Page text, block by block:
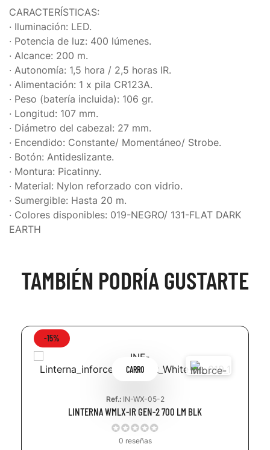
CARACTERÍSTICAS:
· Iluminación: LED.
· Potencia de luz: 400 lúmenes.
· Alcance: 200 m.
· Autonomía: 1,5 hora / 2,5 horas IR.
· Alimentación: 1 x pila CR123A.
· Peso (batería incluida): 106 gr.
· Longitud: 107 mm.
· Diámetro del cabezal: 27 mm.
· Encendido: Constante/ Momentáneo/ Strobe.
· Botón: Antideslizante.
· Montura: Picatinny.
· Material: Nylon reforzado con vidrio.
· Sumergible: Hasta 20 m.
· Colores disponibles: 019-NEGRO/ 131-FLAT DARK
EARTH
TAMBIÉN PODRÍA GUSTARTE
-15%
CARRO
Ref.:IN-WX-05-2
LINTERNA WMLX-IR GEN-2 700 LM BLK
0 reseñas